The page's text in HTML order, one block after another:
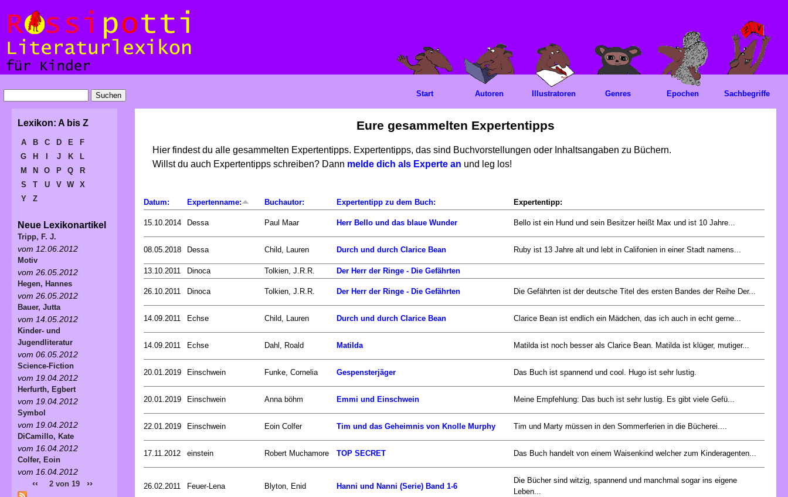
Eure gesammelten Expertentipps
Hier findest du alle gesammelten Expertentipps. Expertentipps, das sind Buchvorstellungen oder Inhaltsangaben zu Büchern.
Willst du auch Expertentipps schreiben? Dann melde dich als Experte an und leg los!
Datum: Expertenname: Buchautor: Expertentipp zu dem Buch: Expertentipp:
15.10.2014 Dessa Paul Maar Herr Bello und das blaue Wunder Bello ist ein Hund und sein Besitzer heißt Max und ist 10 Jahre...
08.05.2018 Dessa Child, Lauren Durch und durch Clarice Bean Ruby ist 13 Jahre alt und lebt in Califonien in einer Stadt namens...
13.10.2011 Dinoca Tolkien, J.R.R. Der Herr der Ringe - Die Gefährten
26.10.2011 Dinoca Tolkien, J.R.R. Der Herr der Ringe - Die Gefährten Die Gefährten ist der deutsche Titel des ersten Bandes der Reihe Der...
14.09.2011 Echse Child, Lauren Durch und durch Clarice Bean Clarice Bean ist endlich ein Mädchen, das ich auch in echt gerne...
14.09.2011 Echse Dahl, Roald Matilda Matilda ist noch besser als Clarice Bean. Matilda ist klüger, mutiger...
20.01.2019 Einschwein Funke, Cornelia Gespensterjäger Das Buch ist spannend und cool. Hugo ist sehr lustig.
20.01.2019 Einschwein Anna böhm Emmi und Einschwein Meine Empfehlung: Das buch ist sehr lustig. Es gibt viele Gefü...
22.01.2019 Einschwein Eoin Colfer Tim und das Geheimnis von Knolle Murphy Tim und Marty müssen in den Sommerferien in die Bücherei....
17.11.2012 einstein Robert Muchamore TOP SECRET Das Buch handelt von einem Waisenkind welcher zum Kinderagenten...
26.02.2011 Feuer-Lena Blyton, Enid Hanni und Nanni (Serie) Band 1-6
Die Bücher sind witzig, spannend und manchmal sogar ins eigene
Leben...
Start Autoren Illustratoren Genres Epochen Sachbegriffe
Lexikon: A bis Z
A B C D E
F
G
H J K
L
M
N O P Q
R
S
T U V W
X
Y
Z
Neue Lexikonartikel
Tripp, F. J.
vom 12.06.2012
Motiv
vom 26.05.2012
Hegen, Hannes
vom 26.05.2012
Bauer, Jutta
vom 14.05.2012
Kinder- und
Jugendliteratur
vom 06.05.2012
Science-Fiction
vom 19.04.2012
Herfurth, Egbert
vom 19.04.2012
Symbol
vom 19.04.2012
DiCamillo, Kate
vom 16.04.2012
Colfer, Eoin
vom 16.04.2012
‹‹ 2 von 19 ››